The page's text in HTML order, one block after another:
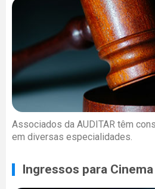
Associados da AUDITAR têm
em diversas especialidades.
Ingressos para Cinema